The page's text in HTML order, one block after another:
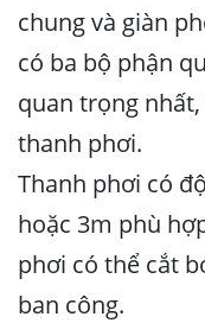
chung và giàn
có ba bộ phận
quan trọng
thanh phơi.
Thanh phơi có
hoặc 3m phù
phơi có thể cắt
ban công.